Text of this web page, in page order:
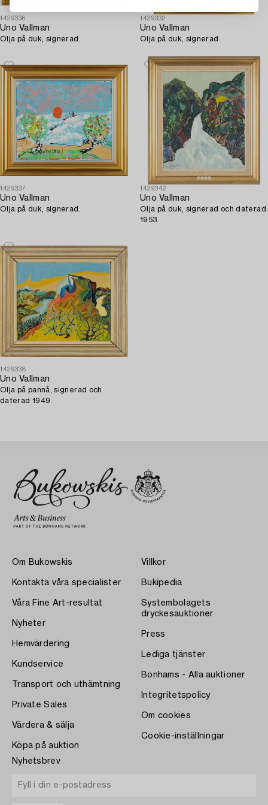
1429336
Uno Vallman
Olja på duk, signerad.
1429332
Uno Vallman
Olja på duk, signerad.
1429337
Uno Vallman
Olja på duk, signerad.
1429342
Uno Vallman
Olja på duk, signerad och daterad
1953.
1429338
Uno Vallman
Olja på pannå, signerad och
daterad 1949.
Om Bukowskis
Kontakta våra specialister
Våra Fine Art-resultat
Nyheter
Hemvärdering
Kundservice
Transport och uthämtning
Private Sales
Värdera & sälja
Köpa på auktion
Villkor
Bukipedia
Systembolagets
dryckesauktioner
Press
Lediga tjänster
Bonhams - Alla auktioner
Integritetspolicy
Om cookies
Cookie-inställningar
Nyhetsbrev